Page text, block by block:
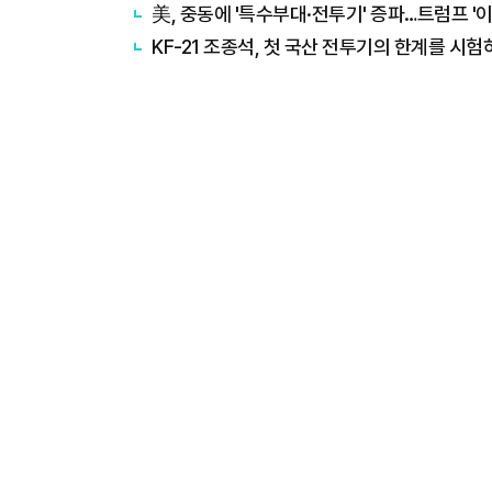
美, 중동에 '특수부대·전투기' 증파…트럼프 '
KF-21 조종석, 첫 국산 전투기의 한계를 시험